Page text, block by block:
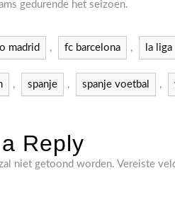
gedurende het seizoen.
madrid , fc barcelona , la liga
, spanje , spanje voetbal ,
Reply
niet getoond worden. Vereiste